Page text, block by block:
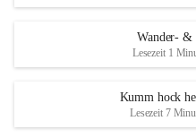
Wander- &
Lesezeit 1
Kumm hock
Lesezeit 7